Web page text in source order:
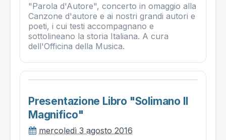
"Parola d'Autore", concerto in omaggio alla
Canzone d'autore e ai nostri grandi autori e
poeti, i cui testi accompagnano e
sottolineano la storia Italiana. A cura
dell'Officina della Musica.
Presentazione Libro "solimano Il
Magnifico"
mercoledì 3 agosto 2016